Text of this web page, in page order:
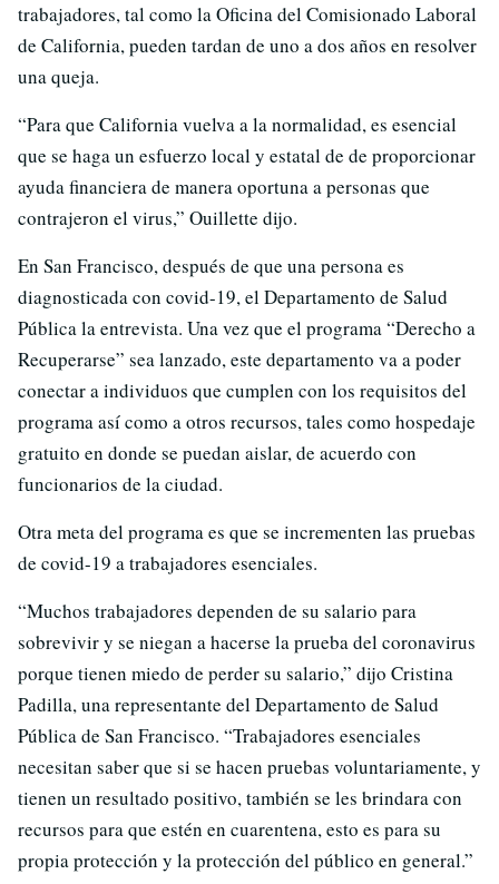
trabajadores, tal como la Oficina del Comisionado Laboral
de California, pueden tardan de uno a dos años en resolver
una queja.
“Para que California vuelva a la normalidad, es esencial
que se haga un esfuerzo local y estatal de de proporcionar
ayuda financiera de manera oportuna a personas que
contrajeron el virus,” Ouillette dijo.
En San Francisco, después de que una persona es
diagnosticada con covid-19, el Departamento de Salud
Pública la entrevista. Una vez que el programa “Derecho a
Recuperarse” sea lanzado, este departamento va a poder
conectar a individuos que cumplen con los requisitos del
programa así como a otros recursos, tales como hospedaje
gratuito en donde se puedan aislar, de acuerdo con
funcionarios de la ciudad.
Otra meta del programa es que se incrementen las pruebas
de covid-19 a trabajadores esenciales.
“Muchos trabajadores dependen de su salario para
sobrevivir y se niegan a hacerse la prueba del coronavirus
porque tienen miedo de perder su salario,” dijo Cristina
Padilla, una representante del Departamento de Salud
Pública de San Francisco. “Trabajadores esenciales
necesitan saber que si se hacen pruebas voluntariamente, y
tienen un resultado positivo, también se les brindara con
recursos para que estén en cuarentena, esto es para su
propia protección y la protección del público en general.”